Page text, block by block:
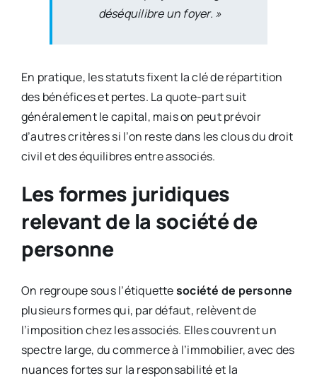
déséquilibre un foyer. »
En pratique, les statuts fixent la clé de répartition
des bénéfices et pertes. La quote-part suit
généralement le capital, mais on peut prévoir
d’autres critères si l’on reste dans les clous du droit
civil et des équilibres entre associés.
Les formes juridiques
relevant de la société de
personne
On regroupe sous l’étiquettesociété de personne
plusieurs formes qui, par défaut, relèvent de
l’imposition chez les associés. Elles couvrent un
spectre large, du commerce à l’immobilier, avec des
nuances fortes sur la responsabilité et la